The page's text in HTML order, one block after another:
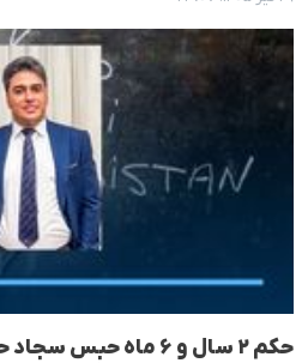
حکم ۲ سال و ۶ ماه حبس